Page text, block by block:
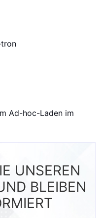
Ad-hoc-Laden im
UNSEREN
BLEIBEN